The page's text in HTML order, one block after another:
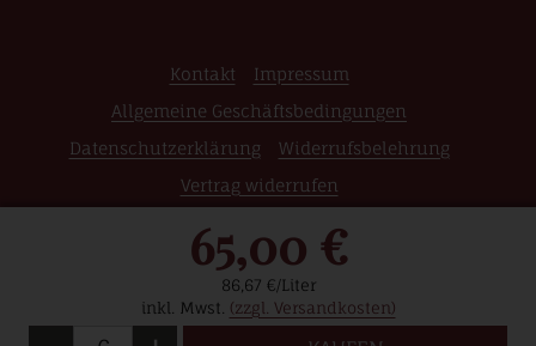
65,00 €
86,67 €/Liter
inkl. Mwst. (zzgl. Versandkosten)
Menge
Kontakt
Impressum
Allgemeine Geschäftsbedingungen
Datenschutzerklärung
Widerrufsbelehrung
Vertrag widerrufen
© 2026 Weinshop | Edle Weine | Raritäten | Grosse
Gewächse | Wein Online Kaufen